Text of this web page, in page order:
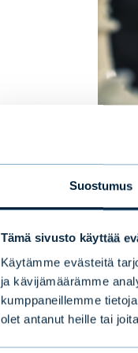
Suostumus
Tämä sivusto käyttää
Käytämme evästeitä
ja kävijämäärämme
kumppaneillemme
olet antanut heille tai
Moni